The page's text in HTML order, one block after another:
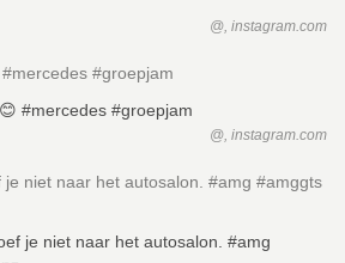
@, instagram.com
#groepjam
@, instagram.com
niet naar het autosalon. #amg #amggts